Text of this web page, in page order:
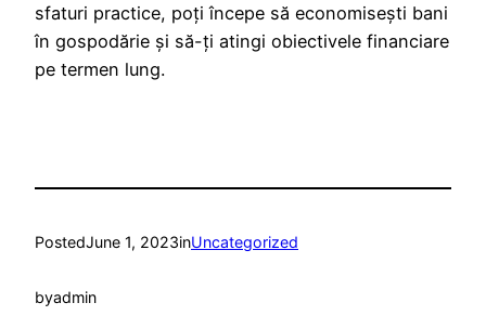
sfaturi practice, poți începe să economisești bani
în gospodărie și să-ți atingi obiectivele financiare
pe termen lung.
PostedJune 1, 2023inUncategorized
byadmin